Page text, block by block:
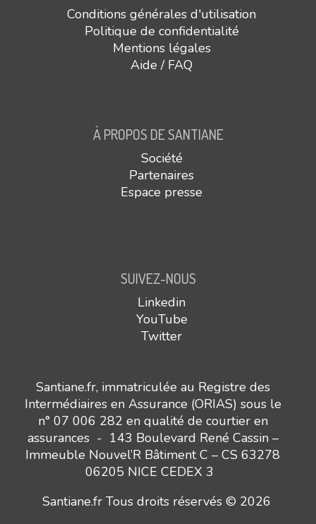
Conditions générales d'utilisation
Politique de confidentialité
Mentions légales
Aide / FAQ
À PROPOS DE SANTIANE
Société
Partenaires
Espace presse
SUIVEZ-NOUS
Linkedin
YouTube
Twitter
Santiane.fr, immatriculée au Registre des
Intermédiaires en Assurance (ORIAS) sous le
n° 07 006 282 en qualité de courtier en
assurances - 143 Boulevard René Cassin –
Immeuble Nouvel’R Bâtiment C – CS 63278
06205 NICE CEDEX 3
Santiane.fr Tous droits réservés © 2026